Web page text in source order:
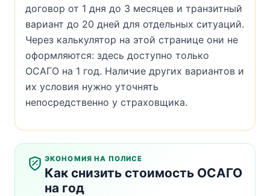
договор от 1 дня до 3 месяцев и транзитный
вариант до 20 дней для отдельных ситуаций.
Через калькулятор на этой странице они не
оформляются: здесь доступно только
ОСАГО на 1 год. Наличие других вариантов и
их условия нужно уточнять
непосредственно у страховщика.
ЭКОНОМИЯ НА ПОЛИСЕ
Как снизить стоимость ОСАГО
на год